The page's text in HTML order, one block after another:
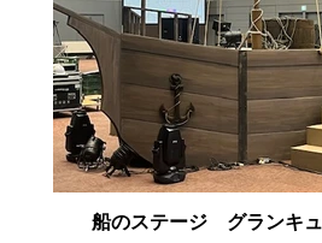
船のステージ グランキ